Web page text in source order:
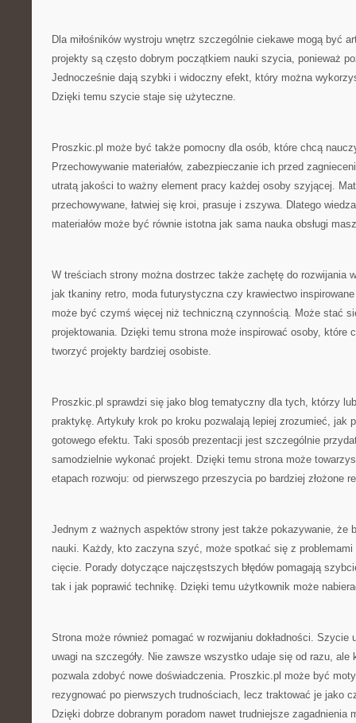
Dla miłośników wystroju wnętrz szczególnie ciekawe mogą być
projekty są często dobrym początkiem nauki szycia, ponieważ
Jednocześnie dają szybki i widoczny efekt, który można
Dzięki temu szycie staje się użyteczne.
Proszkic.pl może być także pomocny dla osób, które chcą
Przechowywanie materiałów, zabezpieczanie ich przed
utratą jakości to ważny element pracy każdej osoby szyjącej.
przechowywane, łatwiej się kroi, prasuje i zszywa. Dlatego
materiałów może być równie istotna jak sama nauka obsługi
W treściach strony można dostrzec także zachętę do rozwijania
jak tkaniny retro, moda futurystyczna czy krawiectwo
może być czymś więcej niż techniczną czynnością. Może stać
projektowania. Dzięki temu strona może inspirować osoby, które
tworzyć projekty bardziej osobiste.
Proszkic.pl sprawdzi się jako blog tematyczny dla tych, którzy
praktykę. Artykuły krok po kroku pozwalają lepiej zrozumieć, jak
gotowego efektu. Taki sposób prezentacji jest szczególnie
samodzielnie wykonać projekt. Dzięki temu strona może
etapach rozwoju: od pierwszego przeszycia po bardziej złożone
Jednym z ważnych aspektów strony jest także pokazywanie, że
nauki. Każdy, kto zaczyna szyć, może spotkać się z
cięcie. Porady dotyczące najczęstszych błędów pomagają
tak i jak poprawić technikę. Dzięki temu użytkownik może
Strona może również pomagać w rozwijaniu dokładności. Szycie
uwagi na szczegóły. Nie zawsze wszystko udaje się od razu, ale
pozwala zdobyć nowe doświadczenia. Proszkic.pl może być
rezygnować po pierwszych trudnościach, lecz traktować je jako
Dzięki dobrze dobranym poradom nawet trudniejsze zagadnienia